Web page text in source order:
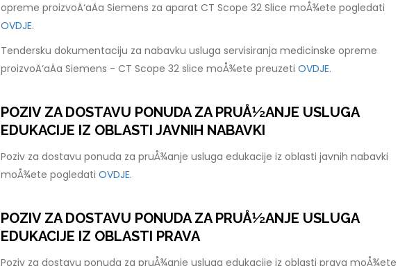
opreme proizvoÄ‘aÄa Siemens za aparat CT Scope 32 Slice moÅ¾ete pogledati
OVDJE.
Tendersku dokumentaciju za nabavku usluga servisiranja medicinske opreme
proizvoÄ‘aÄa Siemens - CT Scope 32 slice moÅ¾ete preuzeti OVDJE.
POZIV ZA DOSTAVU PONUDA ZA PRUÅ½ANJE USLUGA
EDUKACIJE IZ OBLASTI JAVNIH NABAVKI
Poziv za dostavu ponuda za pruÅ¾anje usluga edukacije iz oblasti javnih nabavki
moÅ¾ete pogledati OVDJE.
POZIV ZA DOSTAVU PONUDA ZA PRUÅ½ANJE USLUGA
EDUKACIJE IZ OBLASTI PRAVA
Poziv za dostavu ponuda za pruÅ¾anje usluga edukacije iz oblasti prava moÅ¾ete